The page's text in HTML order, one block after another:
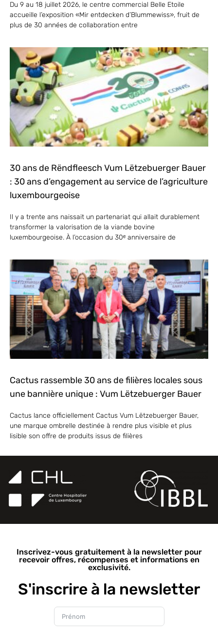
Du 9 au 18 juillet 2026, le centre commercial Belle Etoile
accueille l’exposition «Mir entdecken d’Blummewiss», fruit de
plus de 30 années de collaboration entre
30 ans de Rëndfleesch Vum Lëtzebuerger Bauer
: 30 ans d’engagement au service de l’agriculture
luxembourgeoise
Il y a trente ans naissait un partenariat qui allait durablement
transformer la valorisation de la viande bovine
luxembourgeoise. À l’occasion du 30ᵉ anniversaire de
Cactus rassemble 30 ans de filières locales sous
une bannière unique : Vum Lëtzebuerger Bauer
Cactus lance officiellement Cactus Vum Lëtzebuerger Bauer,
une marque ombrelle destinée à rendre plus visible et plus
lisible son offre de produits issus de filières
Inscrivez-vous gratuitement à la newsletter pour
recevoir offres, récompenses et informations en
exclusivité.
S'inscrire à la newsletter